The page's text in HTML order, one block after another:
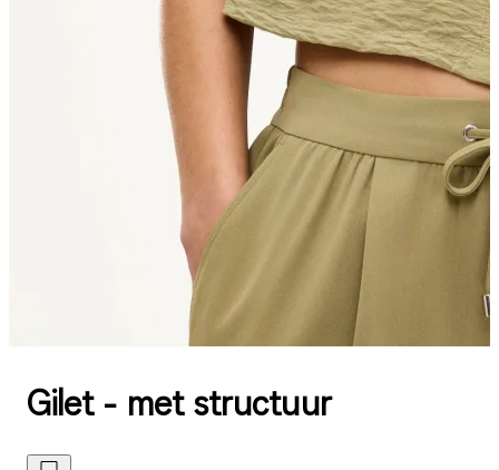
Gilet - met structuur